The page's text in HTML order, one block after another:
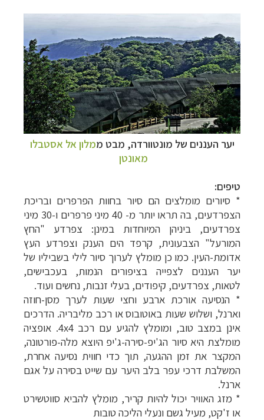
יער העננים של מונטוורדה, מבט ממלון אל אסטבלו
מאונטן
טיפים:
* סיורים מומלצים הם סיור בחוות הפרפרים ובריכת
הצפרדעים, בה תראו יותר מ- 40 מיני פרפרים ו-30 מיני
צפרדעים, ביניהן המיוחדות במינן: צפרדע "החץ
המורעל" הצבעונית, קרפד הים הענק וצפרדע העץ
אדומת-העין. כמו כן מומלץ לערוך סיור לילי בשביליו של
יער העננים לצפייה בציפורים הנמות, בעכבישים,
לטאות, צפרדעים, קיפודים, בעלי זנבות, נחשים ועוד.
* הנסיעה אורכת ארבע וחצי שעות לערך מסן-חוזה
וארנל, ושלוש שעות באוטובוס או רכב מליבריה. הדרכים
אינן במצב טוב, ומומלץ להגיע עם רכב4x4. אופציה
מומלצת היא סיור הג'יפ-סירה-ג'יפ היוצא מלה-פורטונה,
המקצר את זמן ההגעה, תוך כדי חווית נסיעה אחרת,
המשלבת דרכי עפר בלב היער עם שייט בסירה על אגם
ארנל.
* מזג האוויר יכול להיות קריר, מומלץ להביא סווטשירט
או ז'קט, מעיל גשם ונעלי הליכה טובות